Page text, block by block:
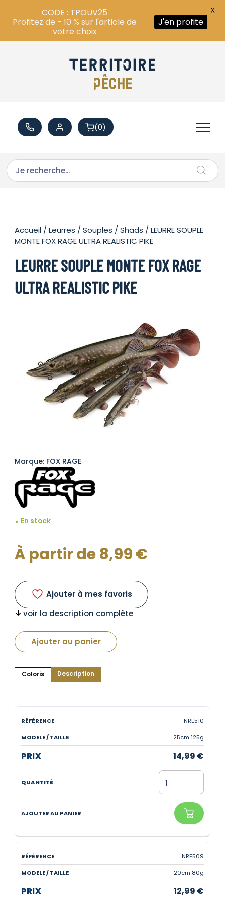
(0)
Accueil /Leurres /Souples /Shads / LEURRE SOUPLE
MONTE FOX RAGE ULTRA REALISTIC PIKE
LEURRE SOUPLE MONTE FOX RAGE
ULTRA REALISTIC PIKE
Marque: FOX RAGE
En stock
À partir de8,99€
Ajouter à mes favoris
voir la description complète
Ajouter au panier
Coloris Description
NRE510
25cm 125g
14,99 €
NRE509
20cm 80g
12,99 €
CODE : TPOUV25
Profitez de - 10 % sur l'article de
votre choix
J'en profite
X